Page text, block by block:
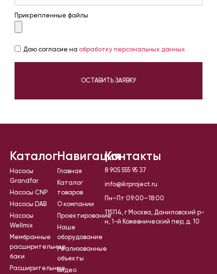
Прикрепленные файлы
Даю согласие на обработку персональных данных
ОСТАВИТЬ ЗАЯВКУ
Каталог
Насосы
Grandfar
Насосы CNP
Насосы DAB
Насосы
Wellmix
Мембранные
расширительные
баки
Расширительные
Навигация
Главная
Каталог
товаров
О компании
Проектирование
Наше
оборудование
Реализованные
объекты
Видео
Контакты
8 905 555 95 37
info@ikrproject.ru
Пн–Пт 09:00–18:00
115114, г Москва, Даниловский р-
н, 1-й Кожевнический пер, д. 10